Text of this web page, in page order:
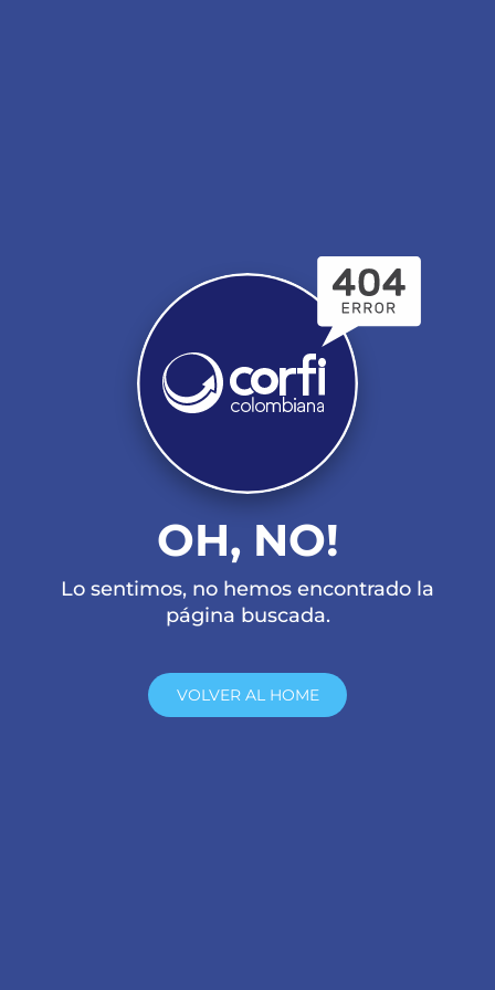
OH, NO!
Lo sentimos, no hemos encontrado la
página buscada.
VOLVER AL HOME